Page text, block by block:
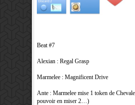
Beat #7
Alexian : Regal Grasp
Marmelee : Magnificent Drive
Ante : Marmelee mise 1 token de
pouvoir en miser 2…)